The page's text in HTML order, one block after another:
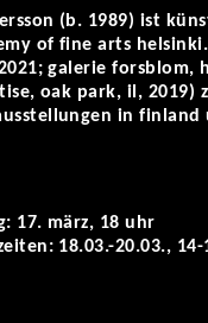
(b. 1989) ist
of fine arts
galerie forsblom,
oak park, il, 2019)
in
17. märz, 18 uhr
18.03.-20.03.,